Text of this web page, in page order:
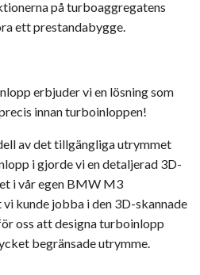
på turboaggregatens
ett prestandabygge.
erbjuder vi en lösning som
innan turboinloppen!
av det tillgängliga utrymmet
i gjorde vi en detaljerad 3D-
i vår egen BMW M3
kunde jobba i den 3D-skannade
oss att designa turboinlopp
begränsade utrymme.